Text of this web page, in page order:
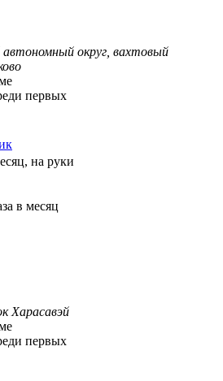
округ, вахтовый
первых
на руки
в месяц
Харасавэй
первых